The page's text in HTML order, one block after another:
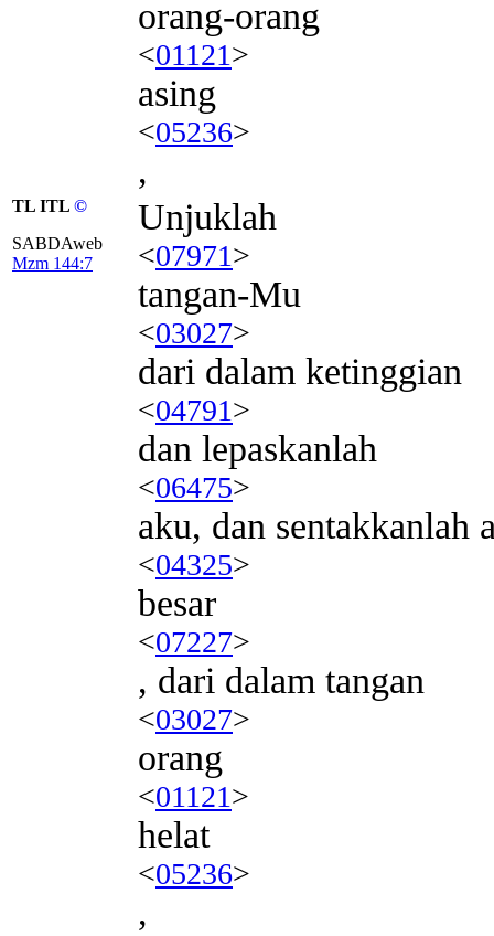
orang-orang
<01121>
asing
<05236>
,
TL ITL ©
SABDAweb
Mzm 144:7
Unjuklah
<07971>
tangan-Mu
<03027>
dari dalam ketinggian
<04791>
dan lepaskanlah
<06475>
aku, dan sentakkanlah
<04325>
besar
<07227>
, dari dalam tangan
<03027>
orang
<01121>
helat
<05236>
,